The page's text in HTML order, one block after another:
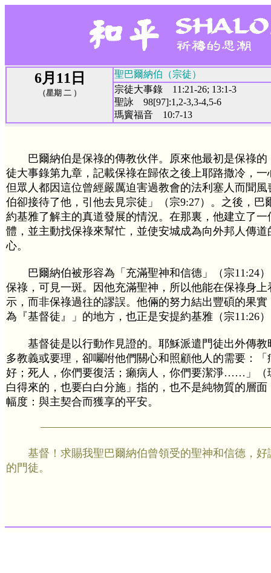
6月11日
（星期 二 ）
聖巴爾納伯（宗徒）
宗徒大事錄 11:21-26; 13:1-3
聖詠 98[97]:1,2-3,3-4,5-6
瑪竇福音 10:7-13
巴爾納伯是保祿的傳教伙伴。原來他最初是保祿的
徒大事錄第九章，記載保祿在歸依之後上耶路撒冷，
但眾人都因這位曾經嚴厲迫害過教會的法利塞人而聞
伯卻接待了他，引他去見宗徒」（宗9:27）。之後，巴
約基雅了解主的真道發展的情況。在那裏，他建立了
體，並主動找保祿來幫忙，並使安城成為向外邦人傳道
心。
巴爾納伯被形容為「充滿聖神和信德」（宗11:24
保祿，可見一斑。因他充滿聖神，所以他能在保祿身上
示，而非保祿過往的謬誤。他倆的努力結出豐碩的果
為『基督徒』」的地方，也正是安提約基雅（宗11:26
基督徒是以行動作見證的。耶穌派遣門徒出外傳教
多教義或要理，卻囑咐他們關心和照顧他人的需要：
好；死人，你們要復活；癩病人，你們要潔淨……」（
白得來的，也要白白分施」指的，也不是純物質的層
幅度：與主契合而獲享的平安。
基督！求賜我聖巴爾納伯曾領受的聖神和信德，好
的門徒。